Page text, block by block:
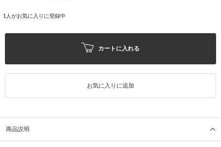
1 人がお気に入りに登録中
カートに入れる
お気に入りに追加
商品説明